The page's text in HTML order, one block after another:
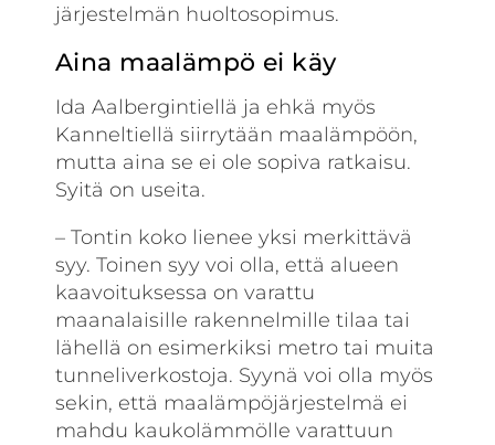
järjestelmän huoltosopimus.
Aina maalämpö ei käy
Ida Aalbergintiellä ja ehkä myös
Kanneltiellä siirrytään maalämpöön,
mutta aina se ei ole sopiva ratkaisu.
Syitä on useita.
– Tontin koko lienee yksi merkittävä
syy. Toinen syy voi olla, että alueen
kaavoituksessa on varattu
maanalaisille rakennelmille tilaa tai
lähellä on esimerkiksi metro tai muita
tunneli­verkostoja. Syynä voi olla myös
sekin, että maalämpöjärjestelmä ei
mahdu kaukolämmölle varattuun